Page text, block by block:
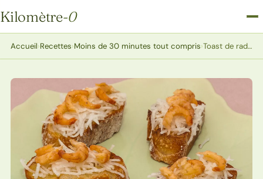
Kilomètre-0
Kilomètre-0
Accueil›Recettes›Moins de 30 minutes tout compris› Toast de radis noir aux crevettes grises